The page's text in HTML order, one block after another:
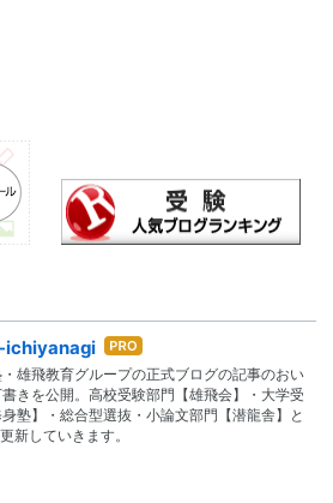
はて
なブ
ログ
Pro
雄飛教育グループの正式ブログの記事のおい
きを公開。高校受験部門【雄飛会】・大学受
塾】・総合型選抜・小論文部門【潜龍舎】と
新していきます。